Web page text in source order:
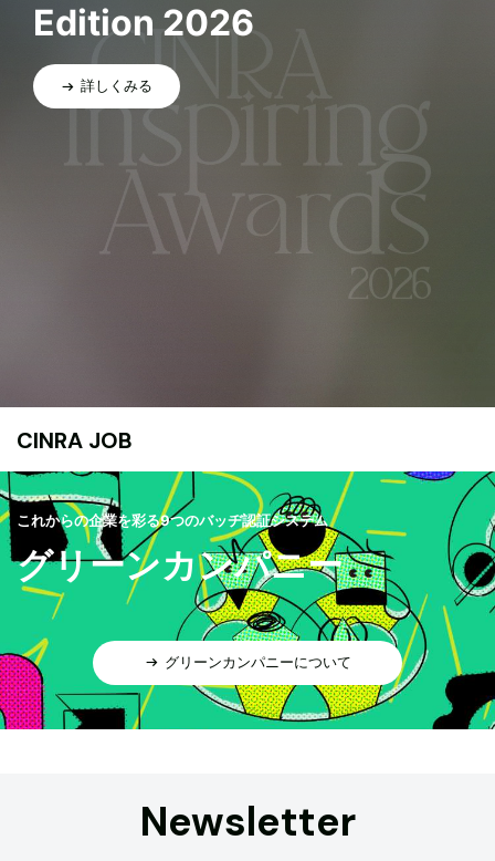
Edition 2026
詳しくみる
CINRA JOB
これからの企業を彩る9つのバッヂ認証システム
グリーンカンパニー
グリーンカンパニーについて
Newsletter